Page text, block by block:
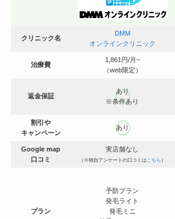
クリニック名
DMM
オンラインクリニック
治療費
1,861円/月~
（web限定）
返金保証
あり
※条件あり
割引や
キャンペーン
あり
Google map
口コミ
実店舗なし
（※独自アンケートの口コミは こちら ）
プラン
予防プラン
発毛ライト
発毛ミニ